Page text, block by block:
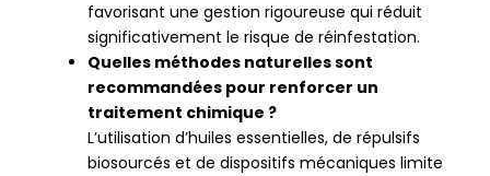
favorisant une gestion rigoureuse qui réduit
significativement le risque de réinfestation.
Quelles méthodes naturelles sont
recommandées pour renforcer un
traitement chimique ?
L’utilisation d’huiles essentielles, de répulsifs
biosourcés et de dispositifs mécaniques limite